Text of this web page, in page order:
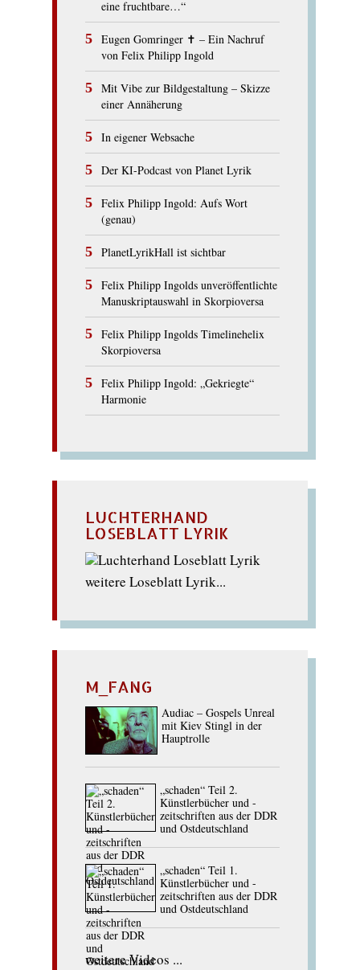
eine fruchtbare…“
Eugen Gomringer ✝︎ – Ein Nachruf
von Felix Philipp Ingold
Mit Vibe zur Bildgestaltung – Skizze
einer Annäherung
In eigener Websache
Der KI-Podcast von Planet Lyrik
Felix Philipp Ingold: Aufs Wort
(genau)
PlanetLyrikHall ist sichtbar
Felix Philipp Ingolds unveröffentlichte
Manuskriptauswahl in Skorpioversa
Felix Philipp Ingolds Timelinehelix
Skorpioversa
Felix Philipp Ingold: „Gekriegte“
Harmonie
LUCHTERHAND
LOSEBLATT LYRIK
weitere Loseblatt Lyrik...
M_FANG
Audiac – Gospels Unreal
mit Kiev Stingl in der
Hauptrolle
„schaden“ Teil 2.
Künstlerbücher und -
zeitschriften aus der DDR
und Ostdeutschland
„schaden“ Teil 1.
Künstlerbücher und -
zeitschriften aus der DDR
und Ostdeutschland
weitere Videos ...